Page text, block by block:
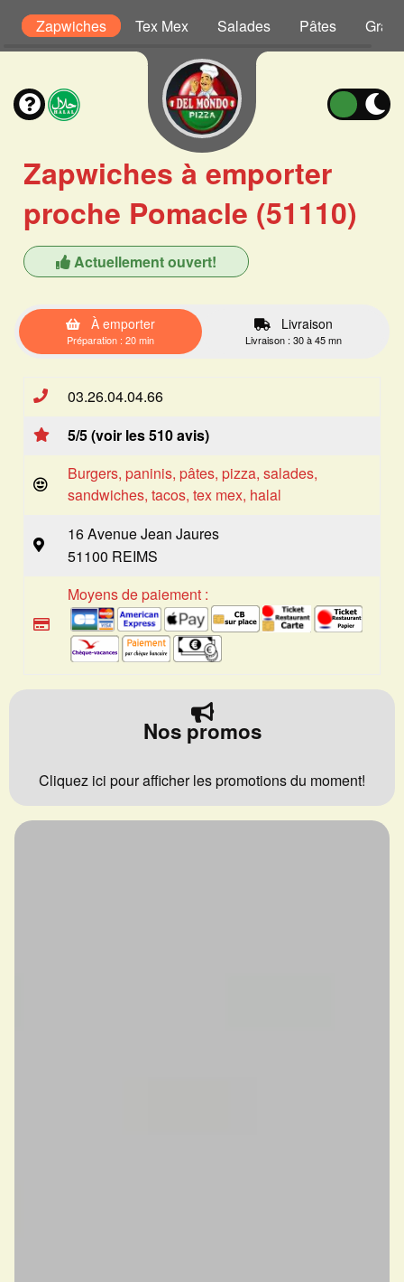
Zapwiches Tex Mex Salades Pâtes
Zapwiches à emporter
proche Pomacle (51110)
Actuellement ouvert!
À emporter
Préparation : 20 min
Livraison
Livraison : 30 à 45 mn
03.26.04.04.66
5/5 (voir les 510 avis)
Burgers, paninis, pâtes, pizza, salades,
sandwiches, tacos, tex mex, halal
16 Avenue Jean Jaures
51100 REIMS
Moyens de paiement :
Nos promos
Cliquez ici pour afficher les promotions du moment!